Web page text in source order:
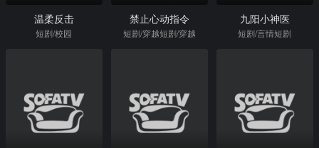
温柔反击
短剧/校园
禁止心动指令
短剧/穿越短剧/穿越
九阳小神医
短剧/言情短剧